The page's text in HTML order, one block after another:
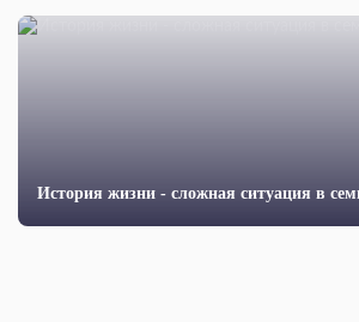
История жизни - сложная ситуация в